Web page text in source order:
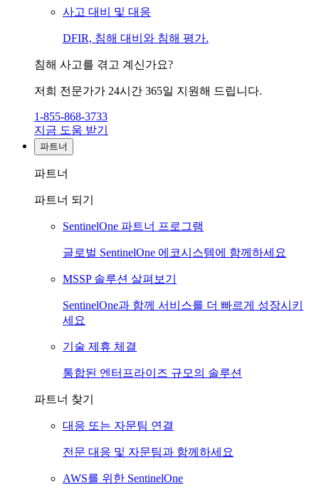
사고 대비 및 대응
DFIR, 침해 대비와 침해 평가.
침해 사고를 겪고 계신가요?
저희 전문가가 24시간 365일 지원해 드립니다.
1-855-868-3733
지금 도움 받기
파트너
파트너
파트너 되기
SentinelOne 파트너 프로그램
글로벌 SentinelOne 에코시스템에 함께하세요
MSSP 솔루션 살펴보기
SentinelOne과 함께 서비스를 더 빠르게 성장시키
세요
기술 제휴 체결
통합된 엔터프라이즈 규모의 솔루션
파트너 찾기
대응 또는 자문팀 연결
전문 대응 및 자문팀과 함께하세요
AWS를 위한 SentinelOne